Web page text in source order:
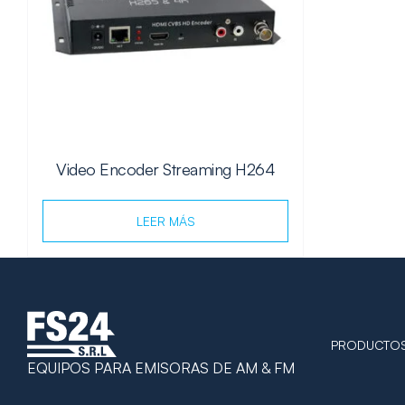
Video Encoder Streaming H264
LEER MÁS
EQUIPOS PARA EMISORAS DE AM & FM